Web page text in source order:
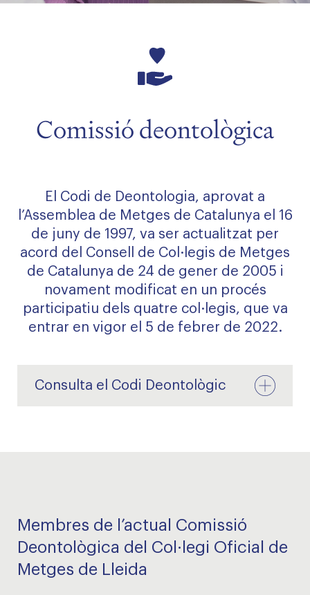
Comissió deontològica
El Codi de Deontologia, aprovat a
l’Assemblea de Metges de Catalunya el 16
de juny de 1997, va ser actualitzat per
acord del Consell de Col·legis de Metges
de Catalunya de 24 de gener de 2005 i
novament modificat en un procés
participatiu dels quatre col·legis, que va
entrar en vigor el 5 de febrer de 2022.
Consulta el Codi Deontològic
Membres de l’actual Comissió
Deontològica del Col·legi Oficial de
Metges de Lleida